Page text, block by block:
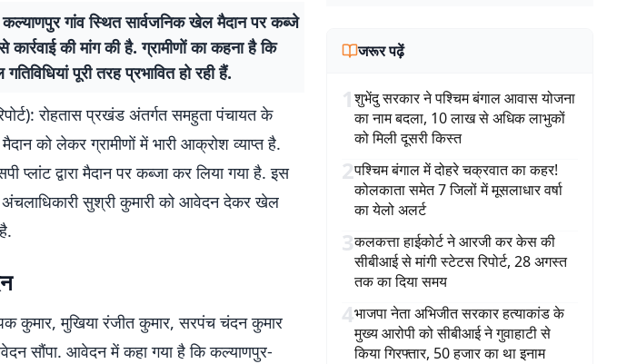
गांव स्थित सार्वजनिक खेल मैदान पर कब्जे
की मांग की है. ग्रामीणों का कहना है कि
पूरी तरह प्रभावित हो रही हैं.
रोहतास प्रखंड अंतर्गत समहुता पंचायत के
को लेकर ग्रामीणों में भारी आक्रोश व्याप्त है.
प्लांट द्वारा मैदान पर कब्जा कर लिया गया है. इस
अंचलाधिकारी सुश्री कुमारी को आवेदन देकर खेल
कुमार, मुखिया रंजीत कुमार, सरपंच चंदन कुमार
सौंपा. आवेदन में कहा गया है कि कल्याणपुर-
जरूर पढ़ें
1शुभेंदु सरकार ने पश्चिम बंगाल आवास योजना
का नाम बदला, 10 लाख से अधिक लाभुकों
को मिली दूसरी किस्त
2पश्चिम बंगाल में दोहरे चक्रवात का कहर!
कोलकाता समेत 7 जिलों में मूसलाधार वर्षा
का येलो अलर्ट
3कलकत्ता हाईकोर्ट ने आरजी कर केस की
सीबीआई से मांगी स्टेटस रिपोर्ट, 28 अगस्त
तक का दिया समय
4भाजपा नेता अभिजीत सरकार हत्याकांड के
मुख्य आरोपी को सीबीआई ने गुवाहाटी से
किया गिरफ्तार, 50 हजार का था इनाम